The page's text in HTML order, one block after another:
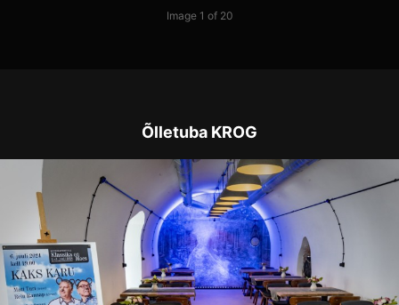
Image 1 of 20
Õlletuba KROG